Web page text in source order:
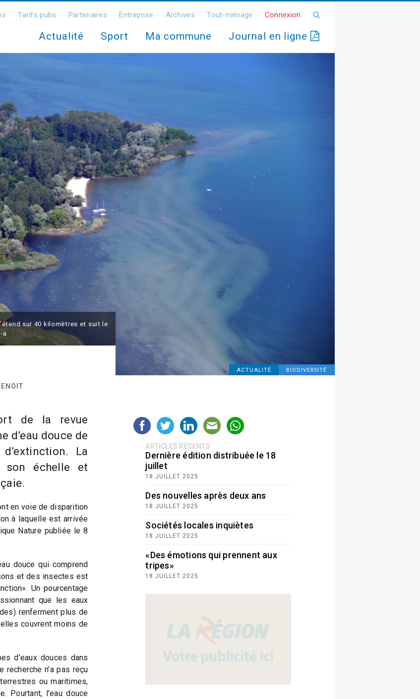
Tarifs pubs Partenaires Entreprise Archives Tout-ménage Connexion
Actualité Sport Ma commune Journal en ligne
ACTUALITÉ BIODIVERSITÉ
sur 40 kilomètres et suit le
a
de la revue
d’eau douce de
La
son échelle et
en voie de disparition
à laquelle est arrivée
Nature publiée le 8
douce qui comprend
et des insectes est
Un pourcentage
que les eaux
renferment plus de
couvrent moins de
d’eaux douces dans
recherche n’a pas reçu
ou maritimes,
Pourtant, l’eau douce
ARTICLES RÉCENTS
Dernière édition distribuée le 18
juillet
18 JUILLET 2025
Des nouvelles après deux ans
18 JUILLET 2025
Sociétés locales inquiètes
18 JUILLET 2025
«Des émotions qui prennent aux
tripes»
18 JUILLET 2025